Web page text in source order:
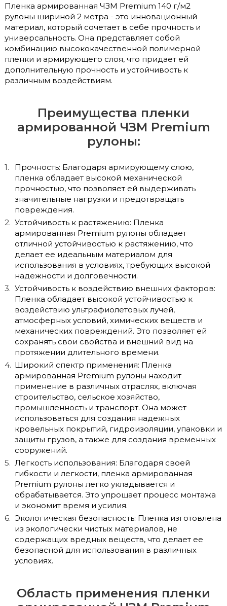
Пленка армированная ЧЗМ Premium 140 г/м2
рулоны шириной 2 метра - это инновационный
материал, который сочетает в себе прочность и
универсальность. Она представляет собой
комбинацию высококачественной полимерной
пленки и армирующего слоя, что придает ей
дополнительную прочность и устойчивость к
различным воздействиям.
Преимущества пленки
армированной ЧЗМ Premium
рулоны:
Прочность: Благодаря армирующему слою,
пленка обладает высокой механической
прочностью, что позволяет ей выдерживать
значительные нагрузки и предотвращать
повреждения.
Устойчивость к растяжению: Пленка
армированная Premium рулоны обладает
отличной устойчивостью к растяжению, что
делает ее идеальным материалом для
использования в условиях, требующих высокой
надежности и долговечности.
Устойчивость к воздействию внешних факторов:
Пленка обладает высокой устойчивостью к
воздействию ультрафиолетовых лучей,
атмосферных условий, химических веществ и
механических повреждений. Это позволяет ей
сохранять свои свойства и внешний вид на
протяжении длительного времени.
Широкий спектр применения: Пленка
армированная Premium рулоны находит
применение в различных отраслях, включая
строительство, сельское хозяйство,
промышленность и транспорт. Она может
использоваться для создания надежных
кровельных покрытий, гидроизоляции, упаковки и
защиты грузов, а также для создания временных
сооружений.
Легкость использования: Благодаря своей
гибкости и легкости, пленка армированная
Premium рулоны легко укладывается и
обрабатывается. Это упрощает процесс монтажа
и экономит время и усилия.
Экологическая безопасность: Пленка изготовлена
из экологически чистых материалов, не
содержащих вредных веществ, что делает ее
безопасной для использования в различных
условиях.
Область применения пленки